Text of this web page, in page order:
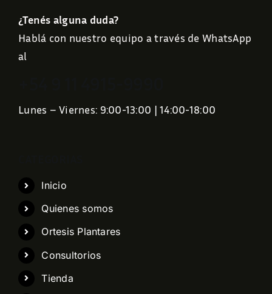
¿Tenés alguna duda?
Hablá con nuestro equipo a través de WhatsApp
al
Lunes – Viernes: 9:00-13:00 | 14:00-18:00
Inicio
Quienes somos
Ortesis Plantares
Consultorios
Tienda